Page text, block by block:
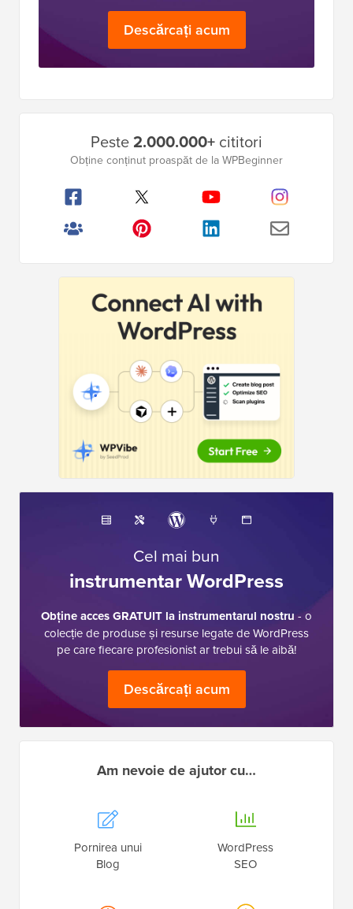
Descărcați acum
principală
Peste2.000.000+ cititori
Obține conținut proaspăt de la WPBeginner
Cel mai bun
instrumentar WordPress
Obține acces GRATUIT la instrumentarul nostru - o
colecție de produse și resurse legate de WordPress
pe care fiecare profesionist ar trebui să le aibă!
Descărcați acum
Am nevoie de ajutor cu…
Pornirea unui
Blog
WordPress
SEO